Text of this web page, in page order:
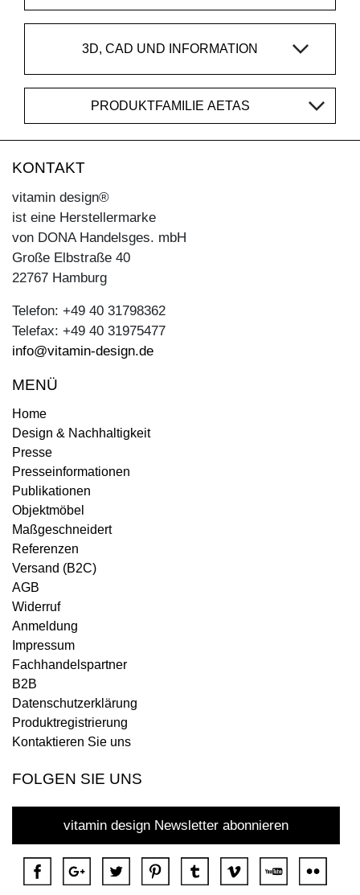
3D, CAD UND INFORMATION
PRODUKTFAMILIE AETAS
KONTAKT
vitamin design®
ist eine Herstellermarke
von DONA Handelsges. mbH
Große Elbstraße 40
22767 Hamburg
Telefon: +49 40 31798362
Telefax: +49 40 31975477
info@vitamin-design.de
MENÜ
Home
Design & Nachhaltigkeit
Presse
Presseinformationen
Publikationen
Objektmöbel
Maßgeschneidert
Referenzen
Versand (B2C)
AGB
Widerruf
Anmeldung
Impressum
Fachhandelspartner
B2B
Datenschutzerklärung
Produktregistrierung
Kontaktieren Sie uns
FOLGEN SIE UNS
vitamin design Newsletter abonnieren